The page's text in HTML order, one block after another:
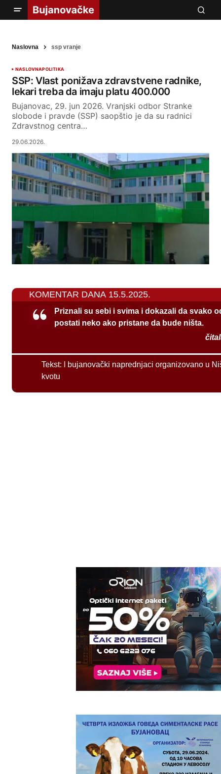
Naslovna ssp vranje
NASLOVNAPOLITIKA
SSP: Vlast ponižava zdravstvene radnike,
lekari treba da imaju platu 400.000
Bujanovac, 29. jun 2026. Vranjski odbor Stranke
slobode i pravde (SSP) saopštio je da su radnici
Zdravstnog centra…
29.06.2026.
KOMENTAR DANA 15.5.2025.
Priznali su sebi i svima i dokazali da svako
postati neko ako pristane da bude ništa.
Tekst:
I bujanovački naprednjaci organizovano u
kvotu